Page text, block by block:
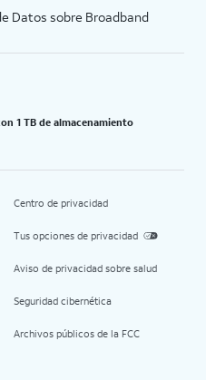
Datos sobre Broadband
1 TB de almacenamiento
Centro de privacidad
Tus opciones de privacidad
Aviso de privacidad sobre salud
Seguridad cibernética
Archivos públicos de la FCC